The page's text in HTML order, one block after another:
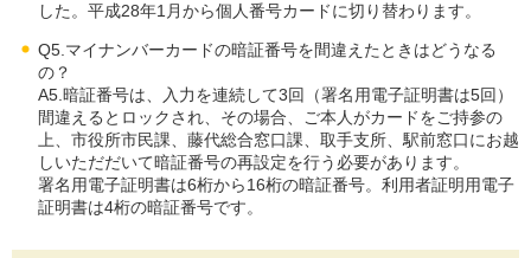
した。平成28年1月から個人番号カードに切り替わります。
Q5.マイナンバーカードの暗証番号を間違えたときはどうなる
の？
A5.暗証番号は、入力を連続して3回（署名用電子証明書は5回）
間違えるとロックされ、その場合、ご本人がカードをご持参の
上、市役所市民課、藤代総合窓口課、取手支所、駅前窓口にお越
しいただだいて暗証番号の再設定を行う必要があります。
署名用電子証明書は6桁から16桁の暗証番号。利用者証明用電子
証明書は4桁の暗証番号です。